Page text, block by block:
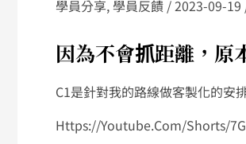
學員分享,學員反饋 /2023-09-19
因為不會抓距離，原
C1是針對我的路線做客製化的
Https://youtube.com/shorts/